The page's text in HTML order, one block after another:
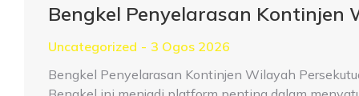
Bengkel Penyelarasan Kontinjen
Uncategorized
3 Ogos 2026
Bengkel Penyelarasan Kontinjen Wilayah